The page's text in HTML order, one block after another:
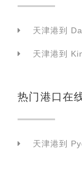
天津港到
天津港到
热门港口在
天津港到